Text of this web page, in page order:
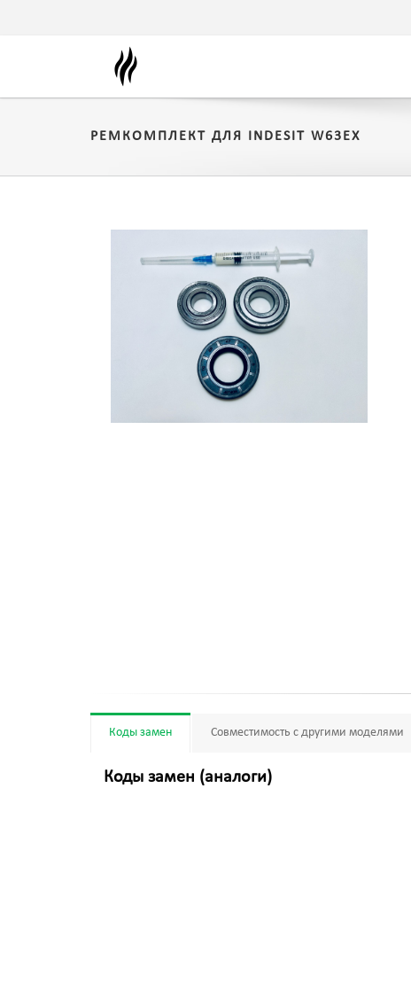
РЕМКОМПЛЕКТ ДЛЯ INDESIT W63EX
Коды замен Совместимость с другими моделями
Коды замен (аналоги)